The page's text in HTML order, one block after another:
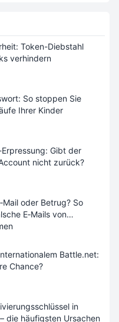
Token-Diebstahl
verhindern
So stoppen Sie
Ihrer Kinder
Gibt der
nicht zurück?
oder Betrug? So
E‑Mails von
Battle.net:
Chance?
in
die häufigsten Ursachen